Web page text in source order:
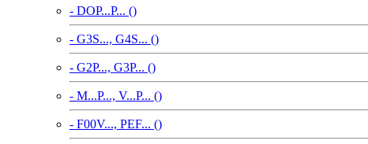
- DOP...P... ()
- G3S..., G4S... ()
- G2P..., G3P... ()
- M...P..., V...P... ()
- F00V..., PEF... ()